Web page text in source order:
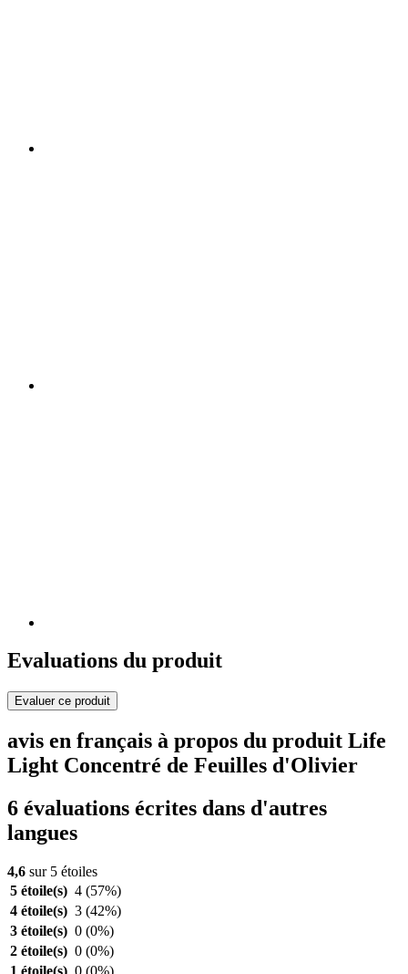
Evaluations du produit
Evaluer ce produit
avis en français à propos du produit Life
Light Concentré de Feuilles d'Olivier
6 évaluations écrites dans d'autres
langues
4,6 sur 5 étoiles
5 étoile(s) 4 (57%)
4 étoile(s) 3 (42%)
3 étoile(s) 0 (0%)
2 étoile(s) 0 (0%)
1 étoile(s) 0 (0%)